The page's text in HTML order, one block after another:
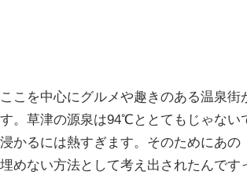
ここを中心にグルメや趣きのある温泉街
す。草津の源泉は94℃ととてもじゃない
浸かるには熱すぎます。そのためにあの
埋めない方法として考え出されたんです